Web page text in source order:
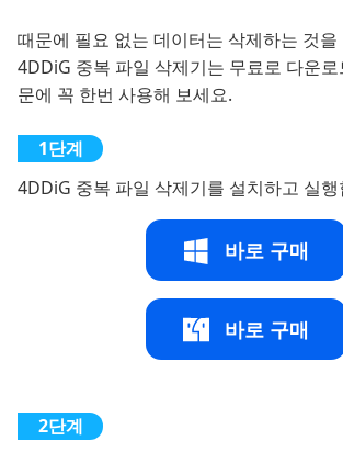
때문에 필요 없는 데이터는 삭제하는 것
4DDiG 중복 파일 삭제기는 무료로 다운로
문에 꼭 한번 사용해 보세요.
4DDiG 중복 파일 삭제기를 설치하고 실행
바로 구매
바로 구매